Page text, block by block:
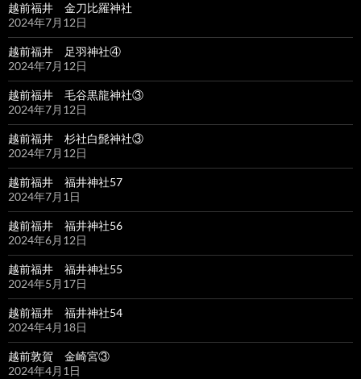
越前福井 金刀比羅神社
2024年7月12日
越前福井 足羽神社④
2024年7月12日
越前福井 毛谷黒龍神社③
2024年7月12日
越前福井 杉社白髭神社③
2024年7月12日
越前福井 福井神社57
2024年7月1日
越前福井 福井神社56
2024年6月12日
越前福井 福井神社55
2024年5月17日
越前福井 福井神社54
2024年4月18日
越前敦賀 金崎宮③
2024年4月1日